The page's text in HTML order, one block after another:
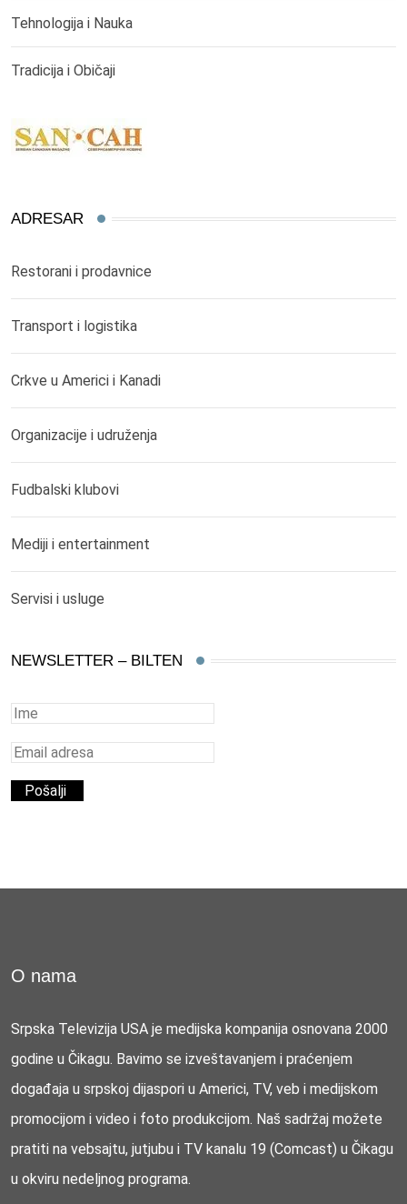
Tehnologija i Nauka
Tradicija i Običaji
ADRESAR
Restorani i prodavnice
Transport i logistika
Crkve u Americi i Kanadi
Organizacije i udruženja
Fudbalski klubovi
Mediji i entertainment
Servisi i usluge
NEWSLETTER – BILTEN
O nama
Srpska Televizija USA je medijska kompanija osnovana 2000
godine u Čikagu. Bavimo se izveštavanjem i praćenjem
događaja u srpskoj dijaspori u Americi, TV, veb i medijskom
promocijom i video i foto produkcijom. Naš sadržaj možete
pratiti na vebsajtu, jutjubu i TV kanalu 19 (Comcast) u Čikagu
u okviru nedeljnog programa.